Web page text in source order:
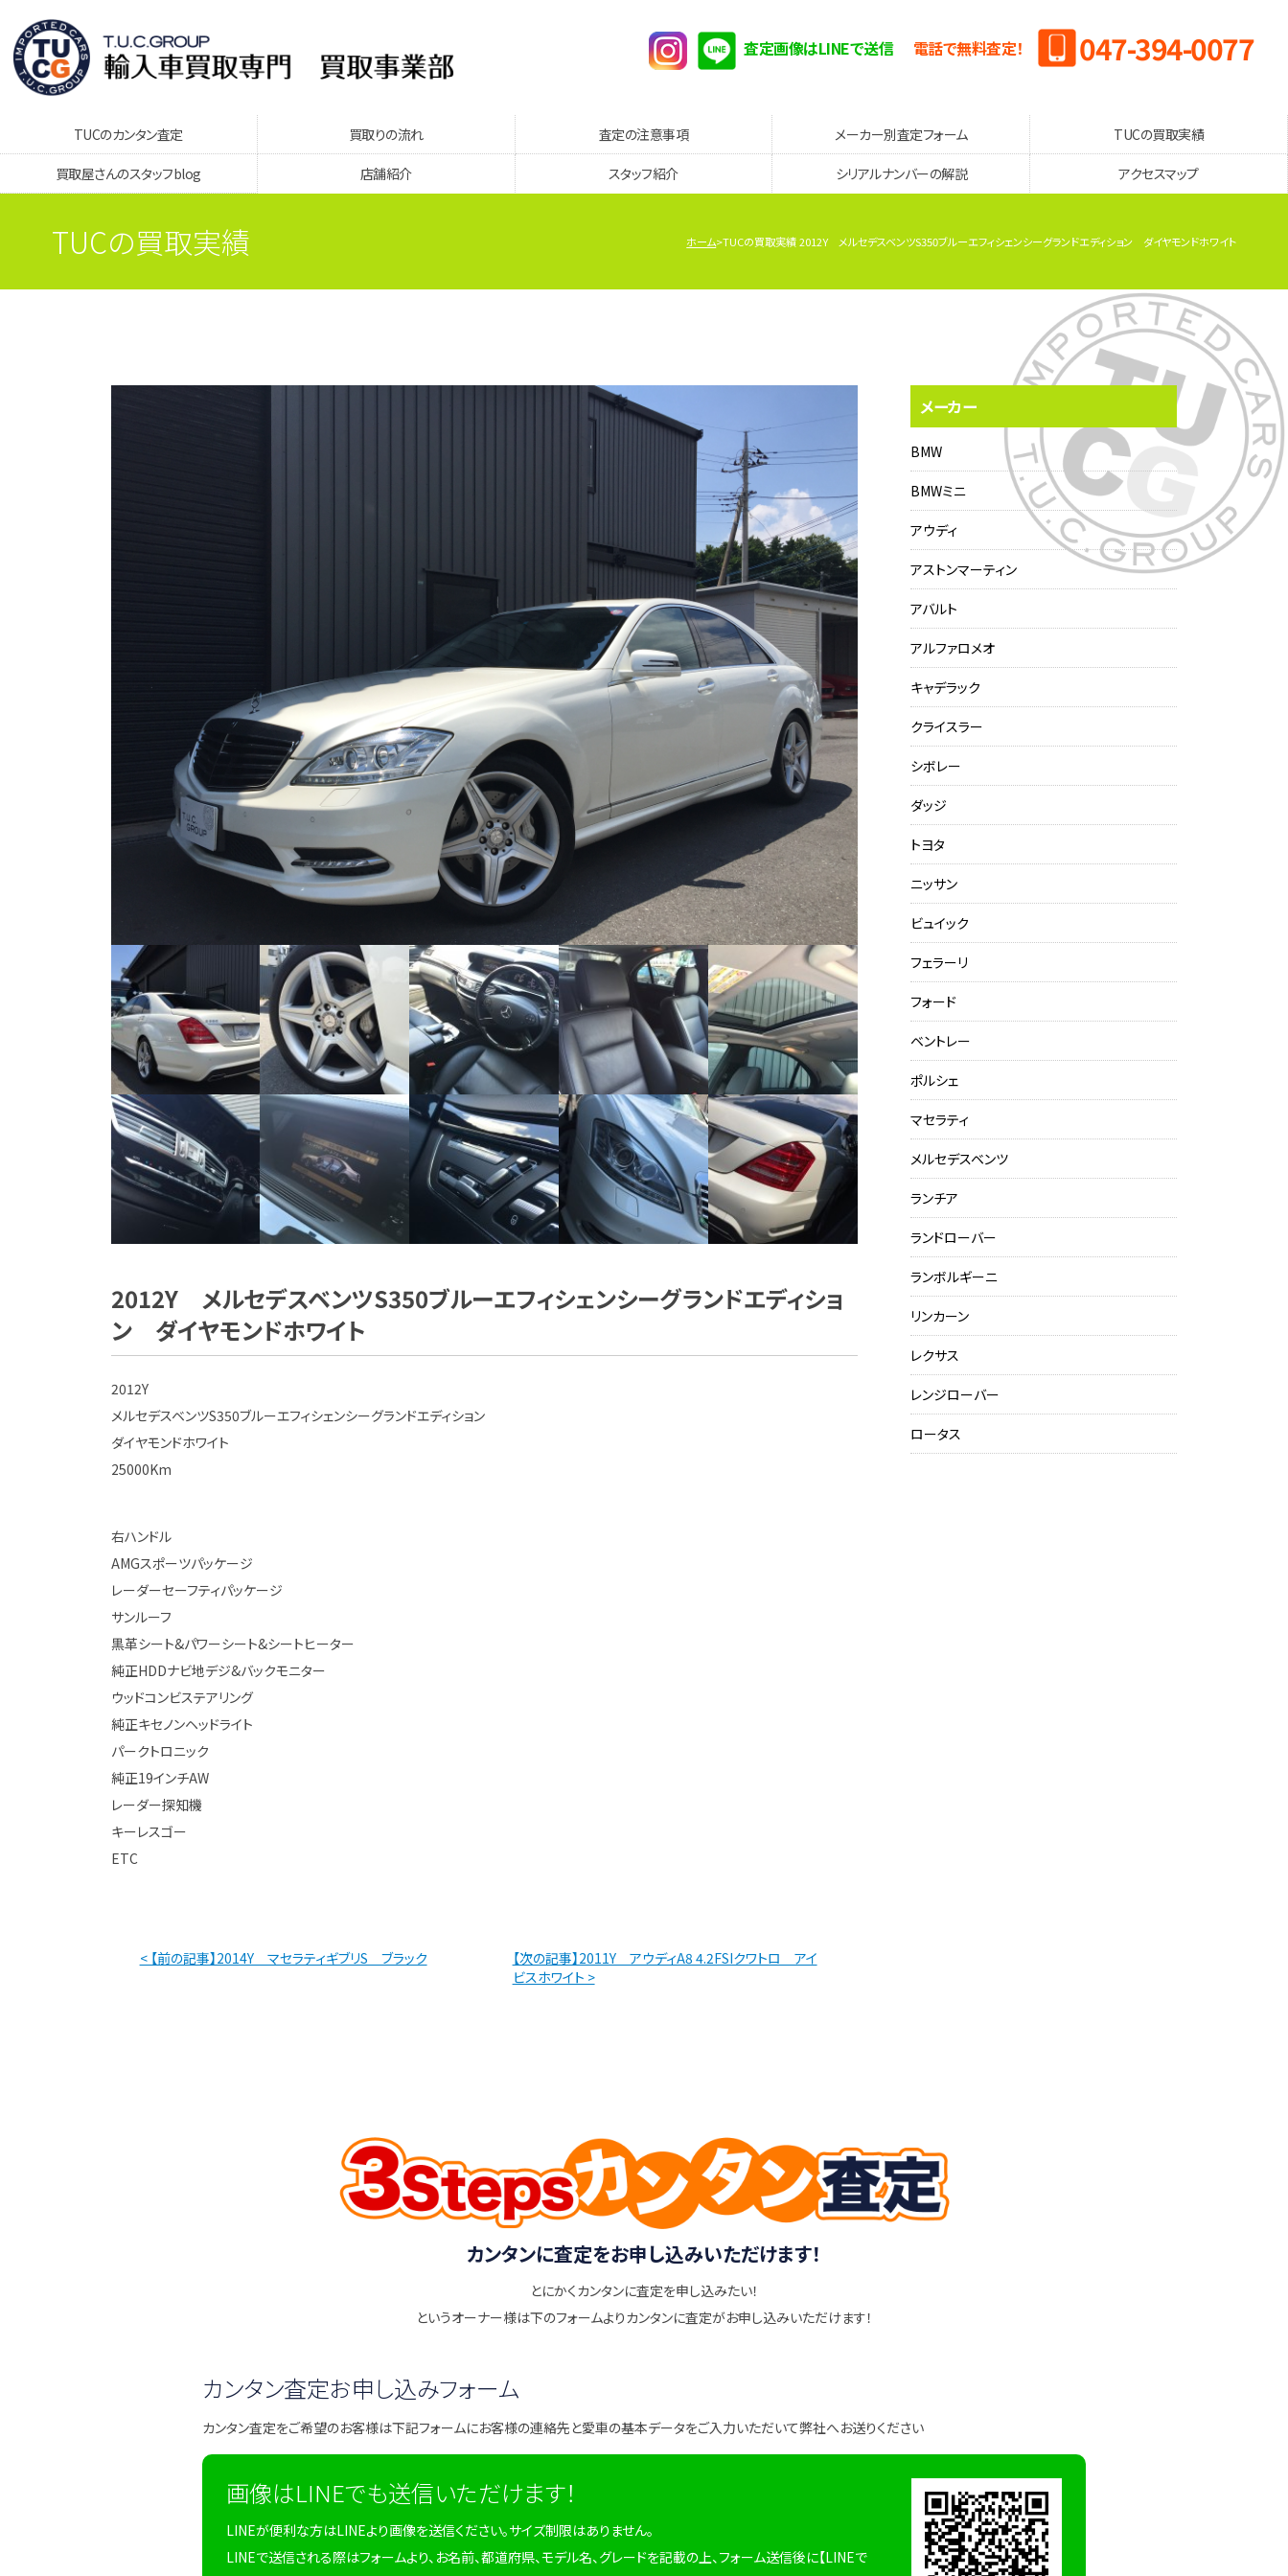
電話で無料査定！ 047-394-0077
査定画像はLINEで送信
TUCのカンタン査定 買取りの流れ 査定の注意事項 メーカー別査定フォーム TUCの買取実績
買取屋さんのスタッフblog 店舗紹介 スタッフ紹介 シリアルナンバーの解説 アクセスマップ
TUCの買取実績 ホーム TUCの買取実績 2012Y メルセデスベンツS350ブルーエフィシェンシーグランドエディション ダイヤモンドホワイト
2012Y メルセデスベンツS350ブルーエフィシェンシーグランドエディショ
ン ダイヤモンドホワイト
2012Y
メルセデスベンツS350ブルーエフィシェンシーグランドエディション
ダイヤモンドホワイト
25000Km
右ハンドル
AMGスポーツパッケージ
レーダーセーフティパッケージ
サンルーフ
黒革シート&パワーシート&シートヒーター
純正HDDナビ地デジ&バックモニター
ウッドコンビステアリング
純正キセノンヘッドライト
パークトロニック
純正19インチAW
レーダー探知機
キーレスゴー
ETC
< 【前の記事】2014Y マセラティギブリS ブラック
【次の記事】2011Y アウディA8 4.2FSIクワトロ アイ
ビスホワイト >
メーカー
BMW
BMWミニ
アウディ
アストンマーティン
アバルト
アルファロメオ
キャデラック
クライスラー
シボレー
ダッジ
トヨタ
ニッサン
ビュイック
フェラーリ
フォード
ベントレー
ポルシェ
マセラティ
メルセデスベンツ
ランチア
ランドローバー
ランボルギーニ
リンカーン
レクサス
レンジローバー
ロータス
カンタンに査定をお申し込みいただけます！
とにかくカンタンに査定を申し込みたい！
というオーナー様は下のフォームよりカンタンに査定がお申し込みいただけます！
カンタン査定お申し込みフォーム
カンタン査定をご希望のお客様は下記フォームにお客様の連絡先と愛車の基本データをご入力いただいて弊社へお送りください
画像はLINEでも送信いただけます！
LINEが便利な方はLINEより画像を送信ください。サイズ制限はありません。
LINEで送信される際はフォームより、お名前、都道府県、モデル名、グレードを記載の上、フォーム送信後に【LINEで